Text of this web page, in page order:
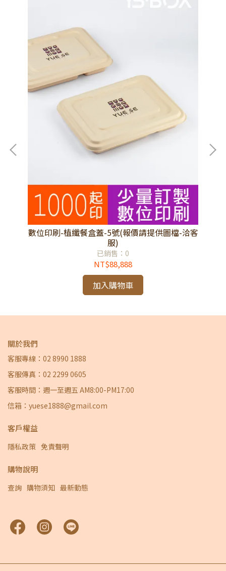
數位印刷-植纖餐盒蓋-5號(報價請提供圖檔-洽客
服)
已銷售：0
NT$88,888
加入購物車
關於我們
客服專線：02 8990 1888
客服傳真：02 2299 0605
客服時間：週一至週五 AM8:00-PM17:00
信箱：yuese1888@gmail.com
客戶權益
隱私政策 免責聲明
購物說明
查詢 購物須知 最新動態